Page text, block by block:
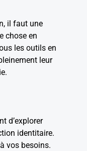
il faut une
chose en
les outils en
leur
d’explorer
identitaire.
vos besoins.